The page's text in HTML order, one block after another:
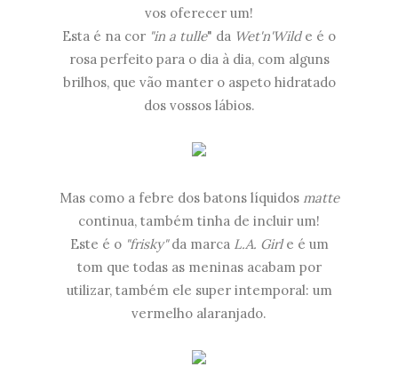
vos oferecer um!
Esta é na cor "in a tulle" da Wet'n'Wilde é o
rosa perfeito para o dia à dia, com alguns
brilhos, que vão manter o aspeto hidratado
dos vossos lábios.
Mas como a febre dos batons líquidos matte
continua, também tinha de incluir um!
Este é o "frisky"da marca L.A. Girle é um
tom que todas as meninas acabam por
utilizar, também ele super intemporal: um
vermelho alaranjado.